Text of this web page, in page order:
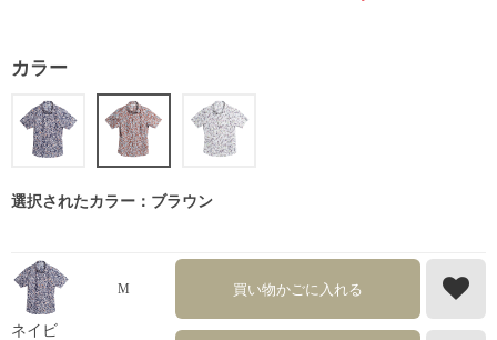
カラー
選択されたカラー：ブラウン
ネイビ
M 買い物かごに入れる